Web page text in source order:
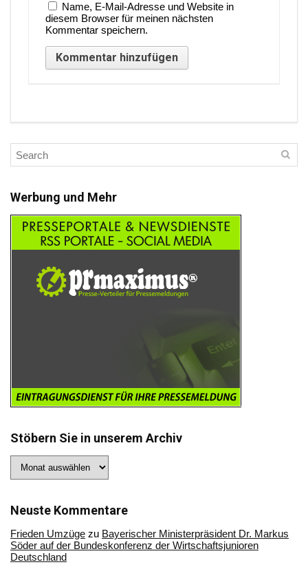
Name, E-Mail-Adresse und Website in
diesem Browser für meinen nächsten
Kommentar speichern.
Werbung und Mehr
Stöbern Sie in unserem Archiv
Sie
Archiv
Neuste Kommentare
Frieden Umzüge zu Bayerischer Ministerpräsident Dr. Markus
Söder auf der Bundeskonferenz der Wirtschaftsjunioren
Deutschland